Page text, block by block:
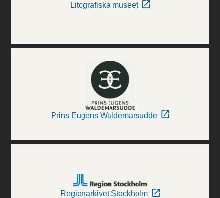
Litografiska museet
Prins Eugens Waldemarsudde
Regionarkivet Stockholm